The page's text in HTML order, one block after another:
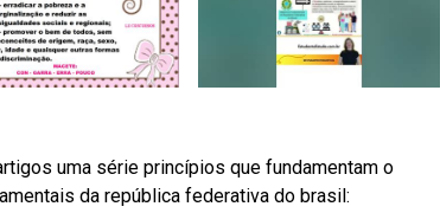
uma série princípios que fundamentam o
da república federativa do brasil: